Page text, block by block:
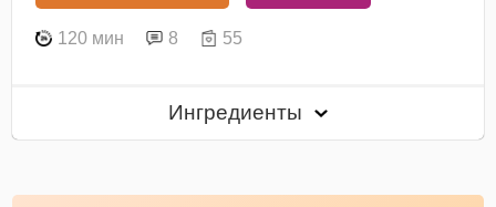
120 мин 8 55
Ингредиенты